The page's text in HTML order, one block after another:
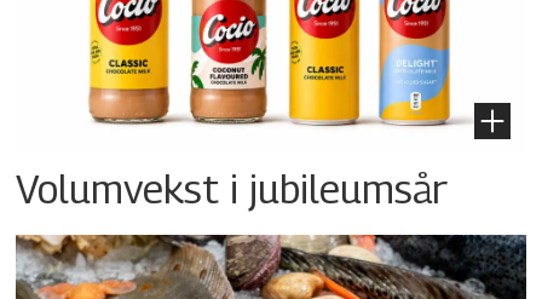
Volumvekst i jubileumsår